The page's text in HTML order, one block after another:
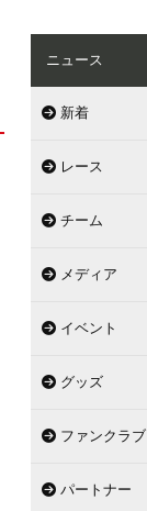
ニュース
新着
レース
チーム
メディア
イベント
グッズ
ファンクラブ
パートナー